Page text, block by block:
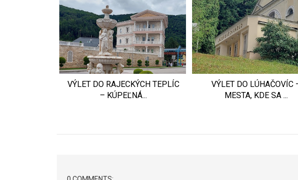
VÝLET DO RAJECKÝCH TEPLÍC
– KÚPEĽNÁ...
VÝLET DO LÚHAČOVÍC
MESTA, KDE SA ...